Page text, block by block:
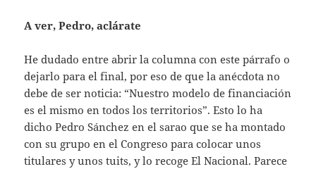
A ver, Pedro, aclárate
He dudado entre abrir la columna con este párrafo o
dejarlo para el final, por eso de que la anécdota no
debe de ser noticia: “Nuestro modelo de financiación
es el mismo en todos los territorios”. Esto lo ha
dicho Pedro Sánchez en el sarao que se ha montado
con su grupo en el Congreso para colocar unos
titulares y unos tuits, y lo recoge El Nacional. Parece